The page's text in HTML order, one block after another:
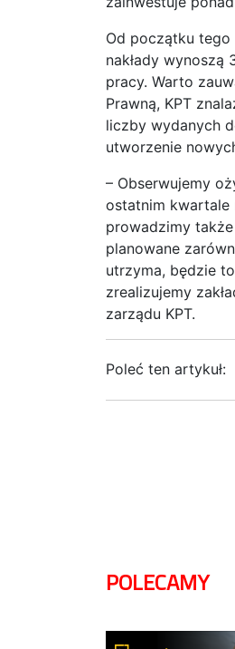
Od początku tego
nakłady wynoszą
pracy. Warto
Prawną, KPT
liczby wydanych
utworzenie
– Obserwujemy
ostatnim kwartale
prowadzimy
planowane
utrzyma, będzie
zrealizujemy
zarządu KPT.
Poleć ten artykuł:
POLECAMY